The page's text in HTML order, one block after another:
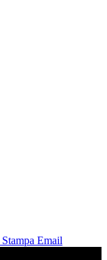
Stampa Email